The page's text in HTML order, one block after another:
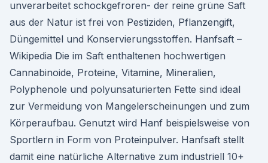
unverarbeitet schockgefroren- der reine grüne Saft
aus der Natur ist frei von Pestiziden, Pflanzengift,
Düngemittel und Konservierungsstoffen. Hanfsaft –
Wikipedia Die im Saft enthaltenen hochwertigen
Cannabinoide, Proteine, Vitamine, Mineralien,
Polyphenole und polyunsaturierten Fette sind ideal
zur Vermeidung von Mangelerscheinungen und zum
Körperaufbau. Genutzt wird Hanf beispielsweise von
Sportlern in Form von Proteinpulver. Hanfsaft stellt
damit eine natürliche Alternative zum industriell 10+